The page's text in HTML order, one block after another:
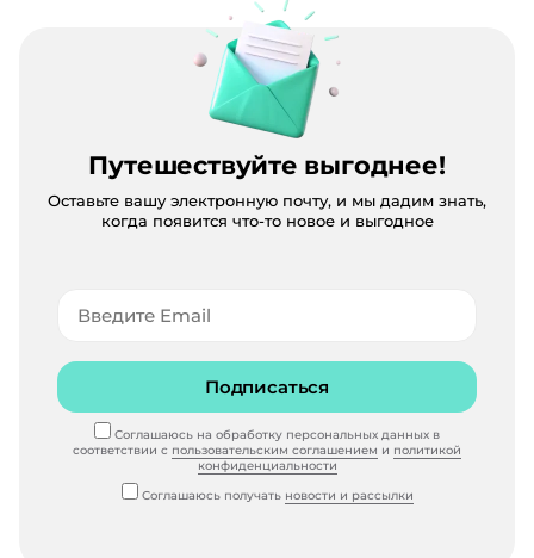
Путешествуйте выгоднее!
Оставьте вашу электронную почту, и мы дадим знать,
когда появится что-то новое и выгодное
Подписаться
Соглашаюсь на обработку персональных данных в
соответствии с пользовательским соглашением и политикой
конфиденциальности
Соглашаюсь получать новости и рассылки